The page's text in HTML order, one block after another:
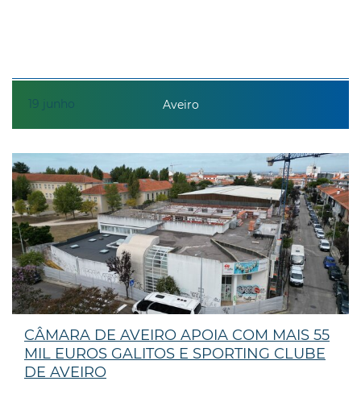
19 junho Aveiro
CÂMARA DE AVEIRO APOIA COM MAIS 55
MIL EUROS GALITOS E SPORTING CLUBE
DE AVEIRO